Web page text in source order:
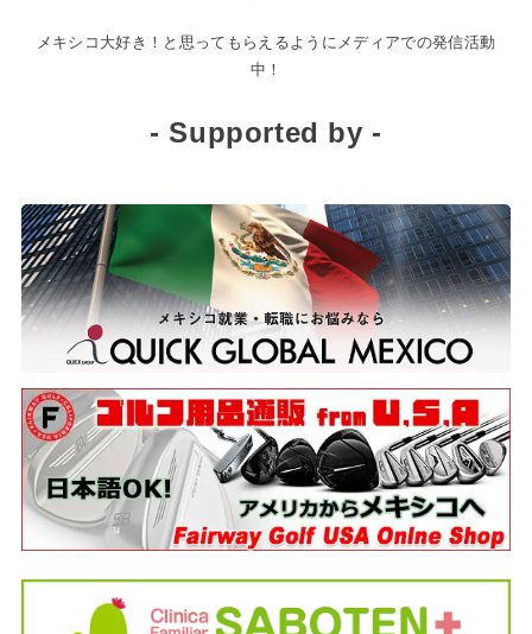
メキシコ大好き！と思ってもらえるようにメディアでの発信活動
中！
- Supported by -